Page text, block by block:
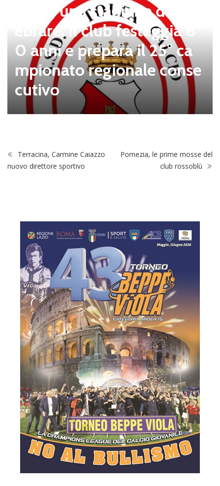
Tolfa, una stagione da cel
ebrare: il club festeggia 8
0 anni e prepara il 25° ca
mpionato regionale conse
cutivo
Terracina, Carmine Caiazzo
nuovo direttore sportivo
Pomezia, le prime mosse del
club rossoblù